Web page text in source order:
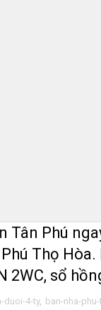
Tân Phú
Thọ Hòa.
2WC, sổ
duoi-4-ty, ban-nha-